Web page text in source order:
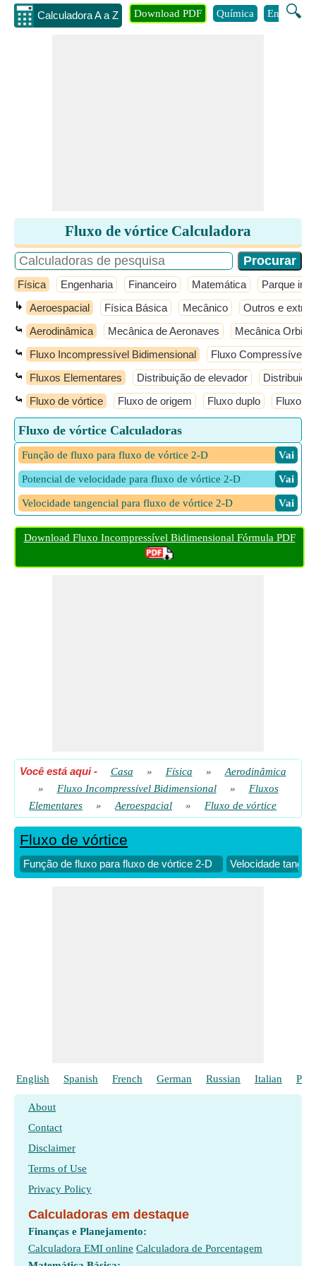
Calculadora A a Z 🔍
Download PDF Química
Fluxo de vórtice Calculadora
Física Engenharia Financeiro Matemática Parque
↳ Aeroespacial Física Básica Mecânico Outros e extras
⤿ Aerodinâmica Mecânica de Aeronaves Mecânica Orbital
⤿ Fluxo Incompressível Bidimensional Fluxo Compressível
⤿ Fluxos Elementares Distribuição de elevador
⤿ Fluxo de vórtice Fluxo de origem Fluxo duplo Fluxo
Fluxo de vórtice Calculadoras
Função de fluxo para fluxo de vórtice 2-D ​ Vai
Potencial de velocidade para fluxo de vórtice 2-D ​ Vai
Velocidade tangencial para fluxo de vórtice 2-D ​ Vai
Download Fluxo Incompressível Bidimensional Fórmula PDF
Você está aqui- Casa » Física »
Aerodinâmica
»
Fluxo Incompressível Bidimensional »
Fluxos
Elementares
» Aeroespacial » Fluxo de vórtice
Fluxo de vórtice
Função de fluxo para fluxo de vórtice 2-D Velocidade
English Spanish French German Russian Italian
About
Contact
Disclaimer
Terms of Use
Privacy Policy
Calculadoras em destaque
Finanças e Planejamento:
Calculadora EMI online Calculadora de Porcentagem